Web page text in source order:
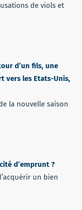
de viols et
d’un fils, une
vers les Etats-Unis,
la nouvelle saison
d’emprunt ?
un bien